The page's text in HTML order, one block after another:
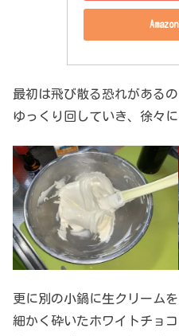
最初は飛び散る恐れがある
ゆっくり回していき、徐々
更に別の小鍋に生クリームを
細かく砕いたホワイトチョコ